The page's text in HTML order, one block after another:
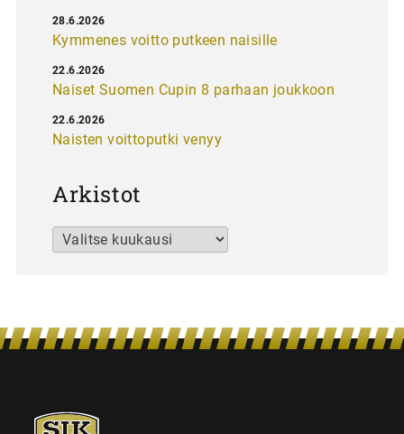
Kymmenes voitto putkeen naisille
28.6.2026
Naiset Suomen Cupin 8 parhaan joukkoon
22.6.2026
Naisten voittoputki venyy
22.6.2026
Arkistot
Arkistot
SJK-